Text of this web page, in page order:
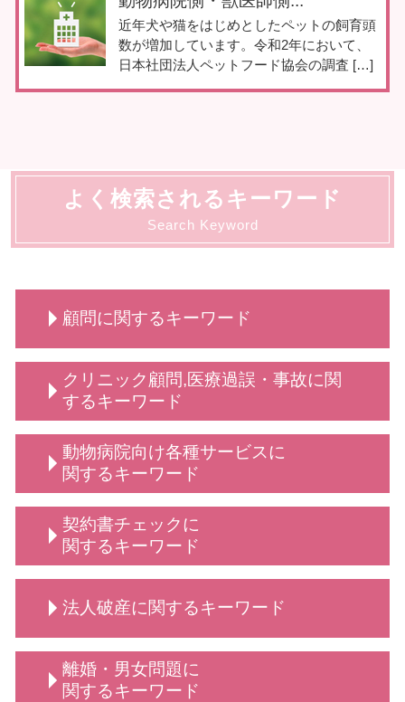
近年犬や猫をはじめとしたペットの飼育頭
数が増加しています。令和2年において、
日本社団法人ペットフード協会の調査 […]
よく検索されるキーワード
Search Keyword
顧問に関するキーワード
給食費 滞納
顧問 契約
定款変更 手続き
弁護士 顧問契約 メリット
保護者クレーム 理不尽
法人 顧問
学校 いじめ 対応
診療 拒否
売掛金 時効
顧問弁護士 メリット
顧問弁護士 デメリット
顧問 事業主
顧問 法人契約
法人 弁護士 顧問
顧問弁護士 法人
クリニック顧問,医療過誤・事故に関
するキーワード
従業員 解雇
不当解雇 とは
動物病院向け各種サービスに
関するキーワード
動物病院向け各種サービス 相談
弁護士 相談 動物病院側
動物病院向け 弁護士 サービス
動物病院側・獣医師側 法律相談
動物病院 トラブル
動物病院向け各種サービス 弁護士
弁護士 相談 獣医師側
弁護士 誹謗中傷対策
契約書チェックに
関するキーワード
契約書 書き方 弁護士
契約書 リーガルチェック
契約書 弁護士
依頼 契約書サポート
法人破産に関するキーワード
法人破産 代表者
法人破産 法テラス
離婚・男女問題に
関するキーワード